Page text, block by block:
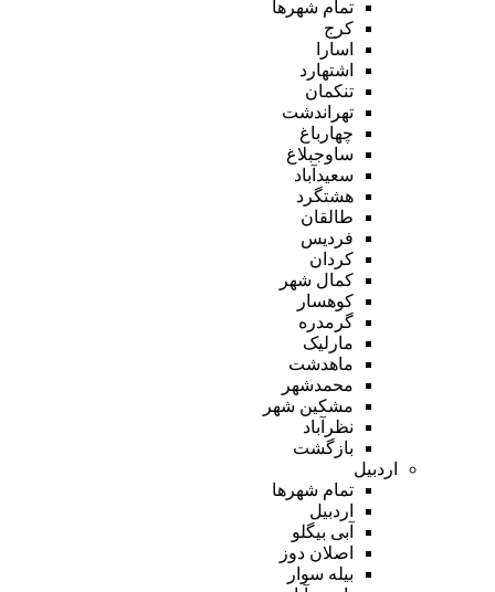
تمام شهر‌ها
کرج
اسارا
اشتهارد
تنکمان
تهراندشت
چهارباغ
ساوجبلاغ
سعیدآباد
هشتگرد
طالقان
فردیس
کردان
کمال شهر
کوهسار
گرمدره
مارلیک
ماهدشت
محمدشهر
مشکین شهر
نظرآباد
بازگشت
اردبیل
تمام شهر‌ها
اردبیل
آبی بیگلو
اصلان دوز
بیله سوار